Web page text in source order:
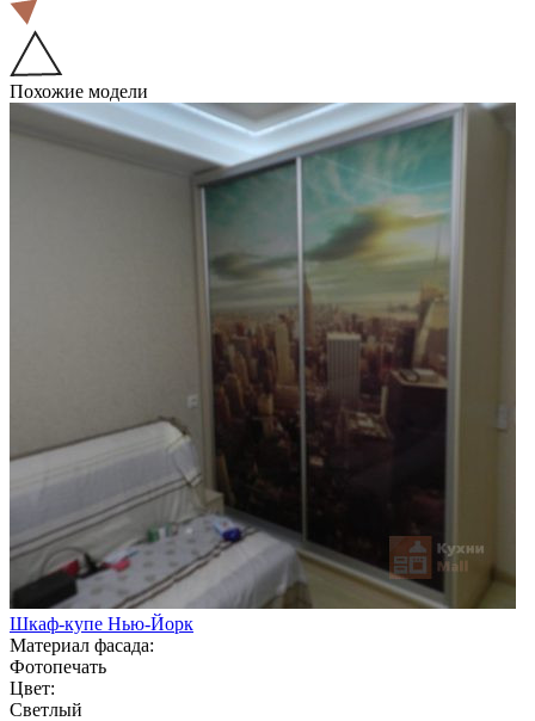
Похожие модели
Шкаф-купе Нью-Йорк
Материал фасада:
Фотопечать
Цвет:
Светлый